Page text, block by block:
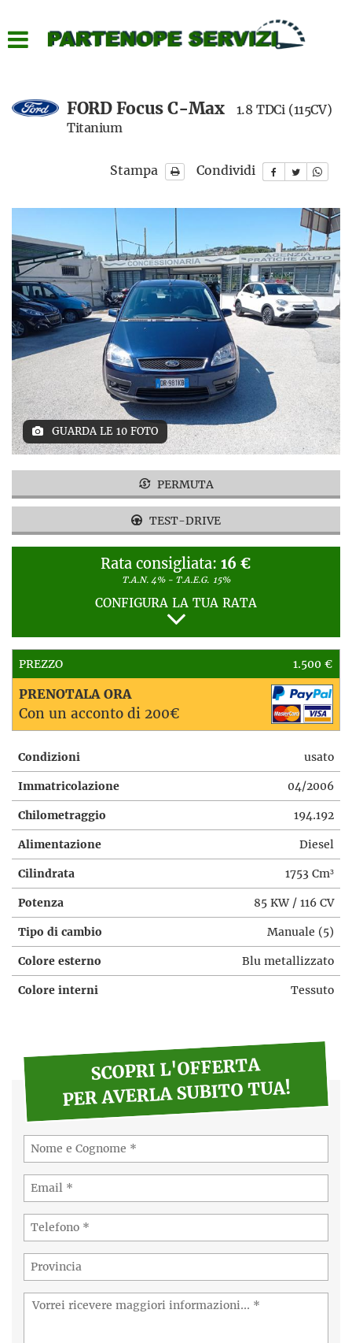
ACQUISTIAMO USATO
CONTATTI
FORD Focus C-Max
1.8 TDCi (115CV)
Titanium
Stampa Condividi
GUARDA LE 10 FOTO
PERMUTA
TEST-DRIVE
Rata consigliata: 16 €
T.A.N. 4% - T.A.E.G. 15%
CONFIGURA LA TUA RATA
PREZZO 1.500 €
PRENOTALA ORA
Con un acconto di 200€
Condizioni usato
Immatricolazione 04/2006
Chilometraggio 194.192
Alimentazione Diesel
Cilindrata 1753 Cm³
Potenza 85 KW / 116 CV
Tipo di cambio Manuale (5)
Colore esterno Blu metallizzato
Colore interni Tessuto
SCOPRI L'OFFERTA
PER AVERLA SUBITO TUA!